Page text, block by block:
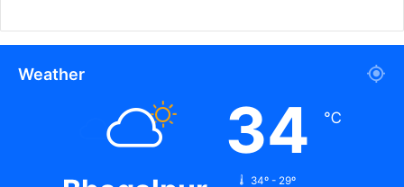
Weather
34 ℃
34º - 29º